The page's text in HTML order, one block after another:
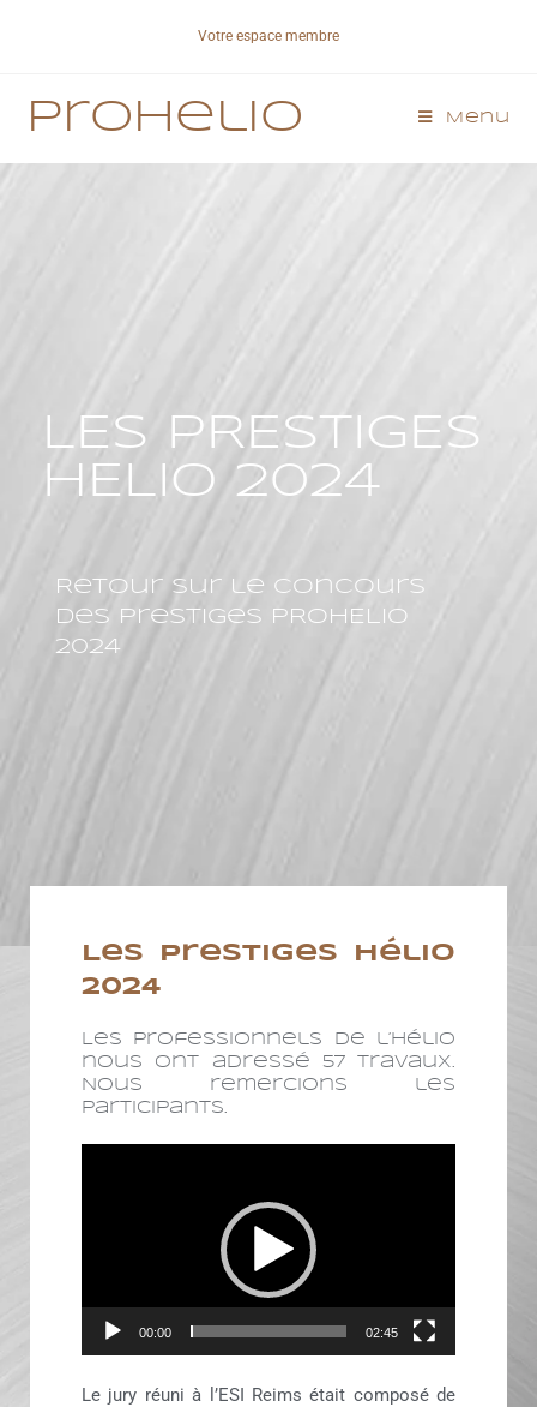
Votre espace membre
Prohelio Menu
LES PRESTIGES
HELIO 2024
Retour sur le concours
des prestiges PROHELIO
2024
Les Prestiges hélio
2024
Les professionnels de l’hélio
nous ont adressé 57 travaux.
Nous remercions les
participants.
00:00 02:45
Le jury réuni à l’ESI Reims était composé de